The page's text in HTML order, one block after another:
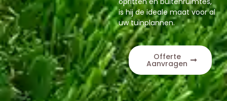
is hij de ideale maat voor al
uw tuinplannen.
Offerte
Aanvragen